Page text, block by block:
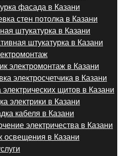
фасада в Казани
стен потолка в Казани
штукатурка в Казани
штукатурка в Казани
электромонтаж в Казани
электросчетчика в Казани
щитов в Казани
электрики в Казани
кабеля в Казани
электричества в Казани
освещения в Казани